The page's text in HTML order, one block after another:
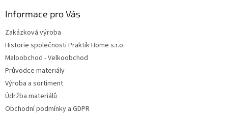
Informace pro Vás
Zakázková výroba
Historie společnosti Praktik Home s.r.o.
Maloobchod - Velkoobchod
Průvodce materiály
Výroba a sortiment
Údržba materiálů
Obchodní podmínky a GDPR